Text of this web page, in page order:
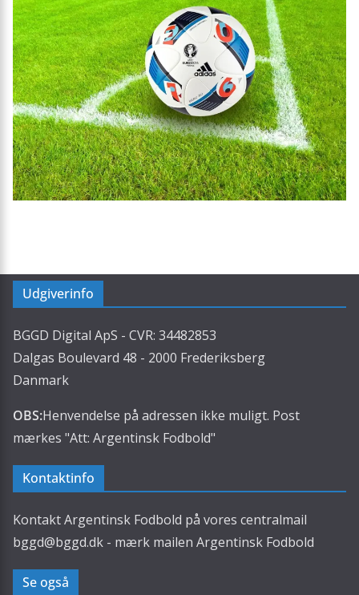
Udgiverinfo
BGGD Digital ApS - CVR: 34482853
Dalgas Boulevard 48 - 2000 Frederiksberg
Danmark
OBS:Henvendelse på adressen ikke muligt. Post
mærkes "Att: Argentinsk Fodbold"
Kontaktinfo
Kontakt Argentinsk Fodbold på vores centralmail
bggd@bggd.dk - mærk mailen Argentinsk Fodbold
Se også